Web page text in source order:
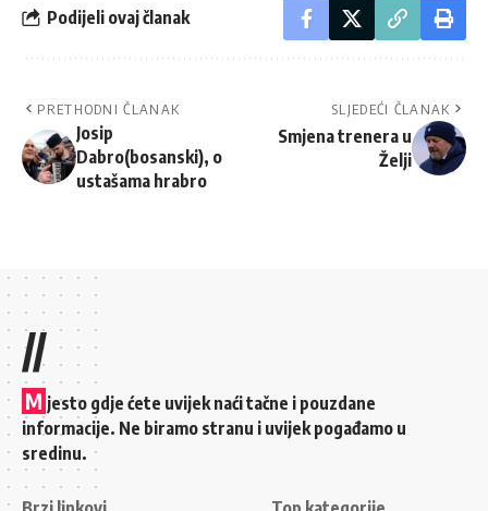
Podijeli ovaj članak
PRETHODNI ČLANAK
Josip
Dabro(bosanski), o
ustašama hrabro
SLJEDEĆI ČLANAK
Smjena trenera u
Želji
//
M jesto gdje ćete uvijek naći tačne i pouzdane
informacije. Ne biramo stranu i uvijek pogađamo u
sredinu.